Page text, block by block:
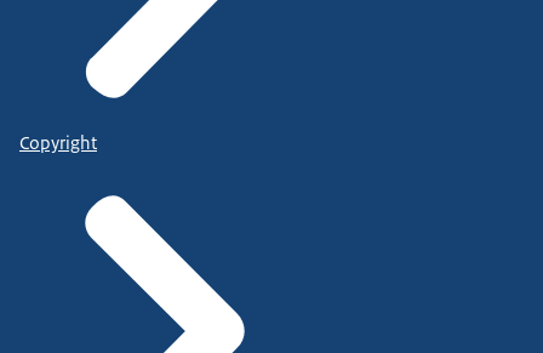
Copyright